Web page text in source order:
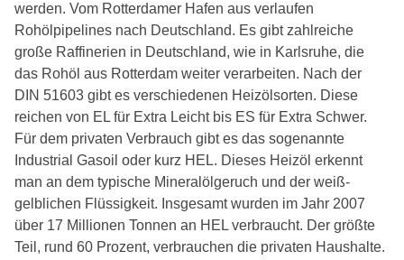
werden. Vom Rotterdamer Hafen aus verlaufen
Rohölpipelines nach Deutschland. Es gibt zahlreiche
große Raffinerien in Deutschland, wie in Karlsruhe, die
das Rohöl aus Rotterdam weiter verarbeiten. Nach der
DIN 51603 gibt es verschiedenen Heizölsorten. Diese
reichen von EL für Extra Leicht bis ES für Extra Schwer.
Für dem privaten Verbrauch gibt es das sogenannte
Industrial Gasoil oder kurz HEL. Dieses Heizöl erkennt
man an dem typische Mineralölgeruch und der weiß-
gelblichen Flüssigkeit. Insgesamt wurden im Jahr 2007
über 17 Millionen Tonnen an HEL verbraucht. Der größte
Teil, rund 60 Prozent, verbrauchen die privaten Haushalte.